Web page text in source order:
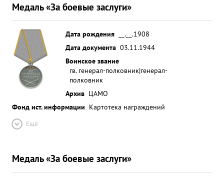
Медаль «За боевые заслуги»
Дата рождения
__.__.1908
Дата документа 03.11.1944
Воинское звание
гв. генерал-полковник|генерал-
полковник
Архив ЦАМО
Фонд ист. информации Картотека награждений
Ещё
Медаль «За боевые заслуги»